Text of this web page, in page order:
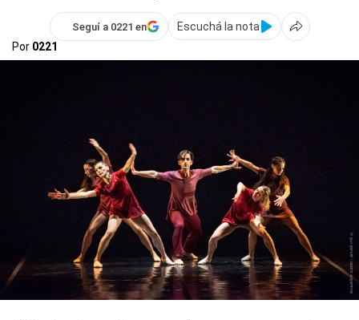
Seguí a 0221 en
Escuchá la nota
Por 0221